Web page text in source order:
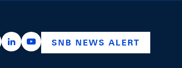
https://x.com/snb_bns
https://ch.linkedin.com/company/swiss-
https://www.youtube.com/
SNB NEWS ALERT